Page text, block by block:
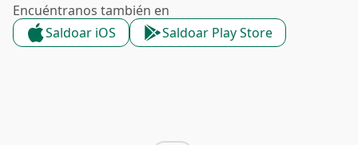
Encuéntranos también en
Saldoar iOS
Saldoar Play Store